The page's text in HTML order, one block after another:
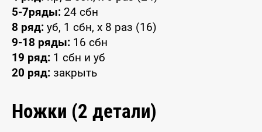
5-7ряды: 24 сбн
8 ряд: уб, 1 сбн, x 8 раз (16)
9-18 ряды: 16 сбн
19 ряд: 1 сбн и уб
20 ряд: закрыть
Ножки (2 детали)